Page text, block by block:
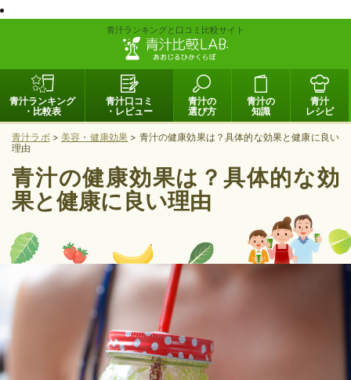
青汁ランキングと口コミ比較サイト
青汁ランキング
・比較表
青汁口コミ
・レビュー
青汁の
選び方
青汁の
知識
青汁
レシピ
青汁ラボ >美容・健康効果 > 青汁の健康効果は？具体的な効果と健康に良い
理由
青汁の健康効果は？具体的な効
果と健康に良い理由